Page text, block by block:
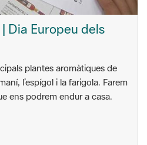
Dia Europeu dels
plantes aromàtiques de
l’espígol i la farigola. Farem
ens podrem endur a casa.